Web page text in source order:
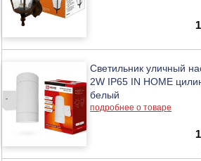
Светильник уличный
2W IP65 IN HOME
белый
подробнее о товаре